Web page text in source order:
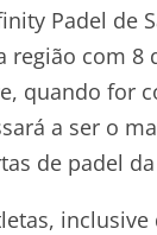
Padel de
região com 8
quando for
a ser o
de padel